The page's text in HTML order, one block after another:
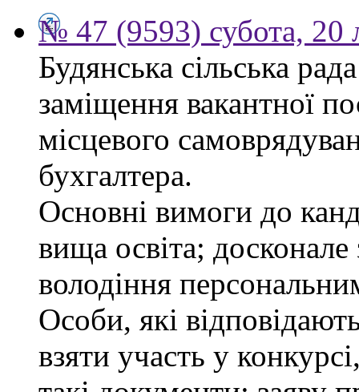
№ 47 (9593) субота, 20
Будянська сільська
заміщення вакантної
місцевого
бухгалтера.
Основні вимоги до
вища освіта;
володіння
Особи, які
взяти участь у